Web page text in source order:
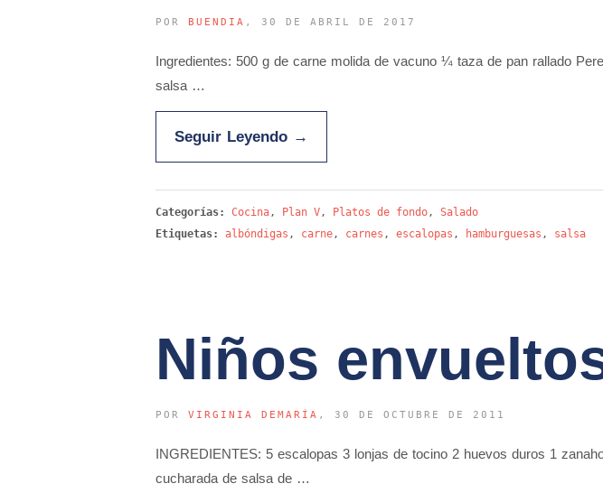
POR BUENDIA , 30 DE ABRIL DE 2017
Ingredientes: 500 g de carne molida de vacuno ¼ taza de pan rallado
salsa …
Seguir Leyendo →
Categorías: Cocina , Plan V , Platos de fondo , Salado
Etiquetas:
albóndigas , carne , carnes , escalopas , hamburguesas , salsa
Niños
POR VIRGINIA DEMARÍA , 30 DE OCTUBRE DE 2011
INGREDIENTES: 5 escalopas 3 lonjas de tocino 2 huevos duros 1
cucharada de salsa de …